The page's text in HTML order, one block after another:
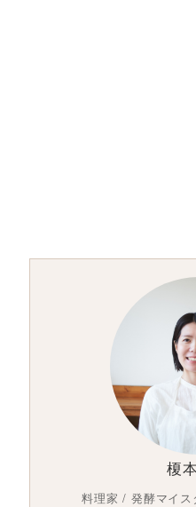
榎
料理家 / 発酵マイ